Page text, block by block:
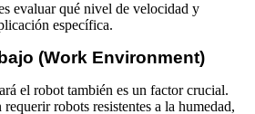
evaluar qué nivel de velocidad y
específica.
(Work Environment)
el robot también es un factor crucial.
robots resistentes a la humedad,